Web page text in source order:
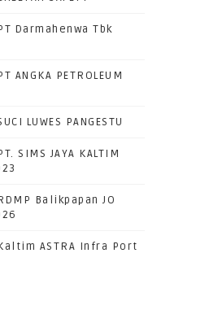
Darmahenwa Tbk
ANGKA PETROLEUM
LUWES PANGESTU
SIMS JAYA KALTIM
Balikpapan JO
ASTRA Infra Port